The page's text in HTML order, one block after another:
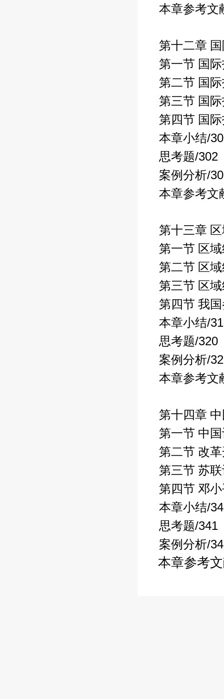
本章参考文
第十二章
第一节 国
第二节 国
第三节 国
第四节 国
本章小结/
思考题/302
案例分析/
本章参考文
第十三章
第一节 区
第二节 区
第三节 区
第四节 我
本章小结/
思考题/320
案例分析/
本章参考文
第十四章
第一节 中
第二节 改
第三节 苏
第四节 邓
本章小结/
思考题/341
案例分析/
本章参考